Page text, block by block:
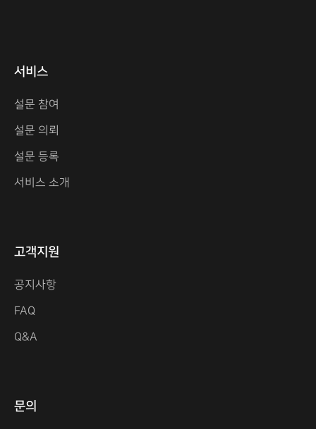
서비스
설문 참여
설문 의뢰
설문 등록
서비스 소개
고객지원
공지사항
FAQ
Q&A
문의